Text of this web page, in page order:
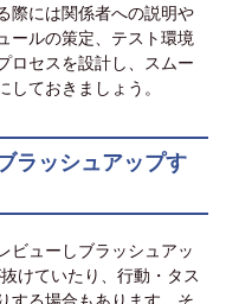
際には関係者への説明や
ールの策定、テスト環境
ロセスを設計し、スムー
しておきましょう。
ラッシュアップす
ビューしブラッシュアッ
けていたり、行動・タス